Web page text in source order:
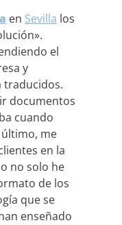
en Sevilla los
el
y
traducidos.
documentos
cuando
me
en la
no solo he
de los
que se
enseñado